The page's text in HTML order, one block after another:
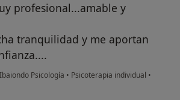
profesional...amable y
tranquilidad y me aportan
Ibaiondo Psicología • Psicoterapia individual •
C S